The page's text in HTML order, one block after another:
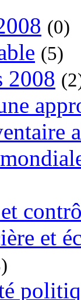
(0)
(5)
2008
et